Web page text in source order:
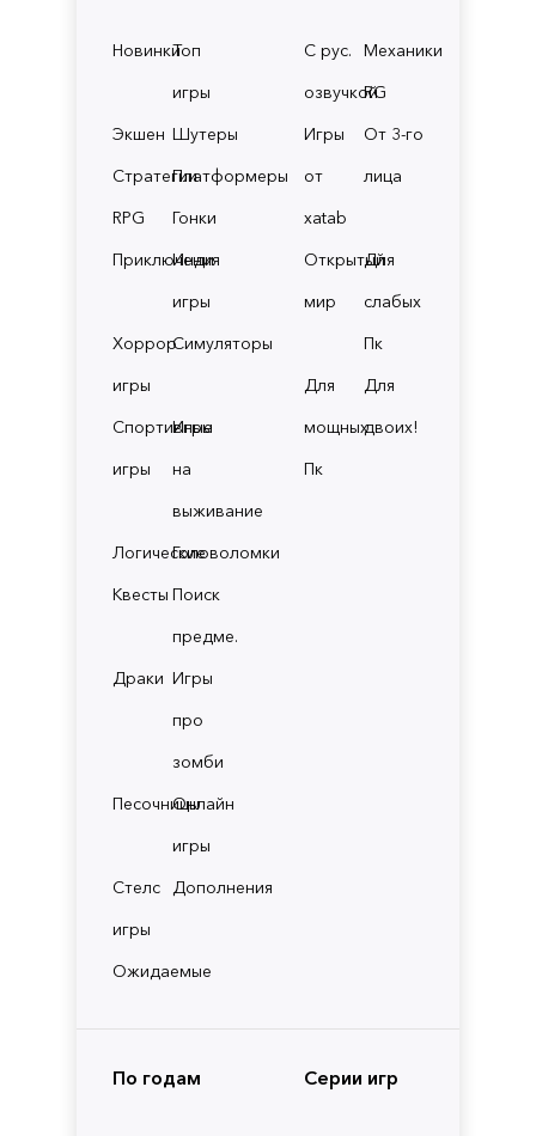
НовинкиТоп
игры
Экшен Шутеры
СтратегииПлатформеры
RPG
Гонки
Приключения
Инди
игры
Хоррор
игры
Симуляторы
Спортивные
игры
Игры
на
выживание
ЛогическиеГоловоломки
Квесты Поиск
предме.
Драки Игры
про
зомби
ПесочницыОнлайн
игры
Стелс
игры
Дополнения
Ожидаемые
С рус.
озвучкой
Механики
RG
Игры
от
xatab
От 3-го
лица
Открытый
мир
Для
слабых
Пк
Для
мощных
Пк
Для
двоих!
По годам Серии игр